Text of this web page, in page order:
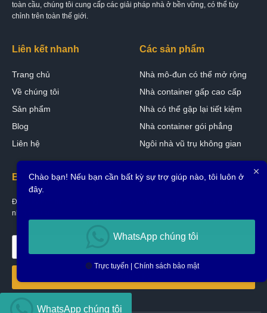
toàn cầu, chúng tôi cung cấp các giải pháp nhà ở bền vững, có thể tùy
chỉnh trên toàn thế giới.
Liên kết nhanh
Trang chủ
Về chúng tôi
Sản phẩm
Blog
Liên hệ
Các sản phẩm
Nhà mô-đun có thể mở rộng
Nhà container gấp cao cấp
Nhà có thể gập lại tiết kiệm
Nhà container gói phẳng
Ngôi nhà vũ trụ không gian
Bản tin
Đăng ký bản tin của chúng tôi để nhận thông tin cập nhật, tin tức & cái
nhìn thấu suốt
Chào bạn! Nếu bạn cần bất kỳ sự trợ giúp nào, tôi luôn ở
đây.
WhatsApp chúng tôi
🟢 Trực tuyến | Chính sách bảo mật
WhatsApp chúng tôi